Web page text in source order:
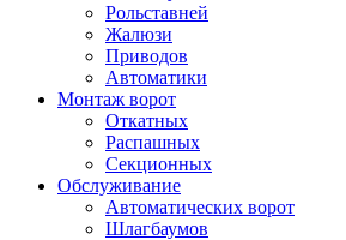
Рольставней
Жалюзи
Приводов
Автоматики
Монтаж ворот
Откатных
Распашных
Секционных
Обслуживание
Автоматических ворот
Шлагбаумов